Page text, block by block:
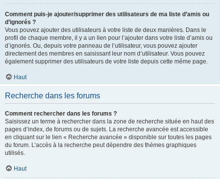
Comment puis-je ajouter/supprimer des utilisateurs de ma liste d’amis ou
d’ignorés ?
Vous pouvez ajouter des utilisateurs à votre liste de deux manières. Dans le
profil de chaque membre, il y a un lien pour l’ajouter dans votre liste d’amis ou
d’ignorés. Ou, depuis votre panneau de l’utilisateur, vous pouvez ajouter
directement des membres en saisissant leur nom d’utilisateur. Vous pouvez
également supprimer des utilisateurs de votre liste depuis cette même page.
Haut
Recherche dans les forums
Comment rechercher dans les forums ?
Saisissez un terme à rechercher dans la zone de recherche située en haut des
pages d’index, de forums ou de sujets. La recherche avancée est accessible
en cliquant sur le lien « Recherche avancée » disponible sur toutes les pages
du forum. L’accès à la recherche peut dépendre des thèmes graphiques
utilisés.
Haut